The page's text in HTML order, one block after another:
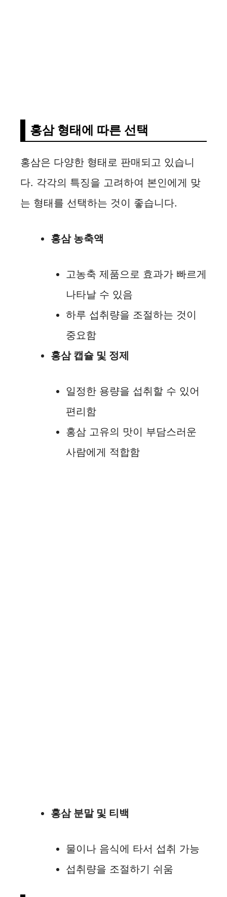
홍삼 형태에 따른 선택
홍삼은 다양한 형태로 판매되고 있습니
다. 각각의 특징을 고려하여 본인에게 맞
는 형태를 선택하는 것이 좋습니다.
홍삼 농축액
고농축 제품으로 효과가 빠르게
나타날 수 있음
하루 섭취량을 조절하는 것이
중요함
홍삼 캡슐 및 정제
일정한 용량을 섭취할 수 있어
편리함
홍삼 고유의 맛이 부담스러운
사람에게 적합함
홍삼 분말 및 티백
물이나 음식에 타서 섭취 가능
섭취량을 조절하기 쉬움